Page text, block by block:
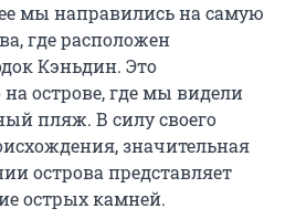
мы направились на самую
где расположен
Кэньдин. Это
острове, где мы видели
пляж. В силу своего
значительная
острова представляет
острых камней.